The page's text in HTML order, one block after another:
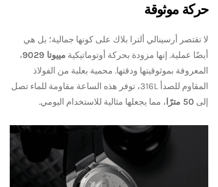
حركة موثوقة
لا تقتصر أرسينالي ألترا بلاك على كونها جمالية؛ بل هي
أيضًا عملية. إنها مزودة بحركة أوتوماتيكية مييوتا 9029
،
المعروفة بموثوقيتها ودقتها. محمية بعلبة من الفولاذ
المقاوم للصدأ 316L، توفر هذه الساعة مقاومة للماء تصل
إلى 50 مترًا ، مما يجعلها مثالية للاستخدام اليومي.